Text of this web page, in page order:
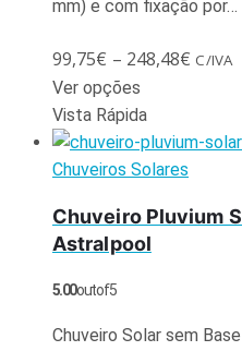
mm) e com fixação por…
99,75€ – 248,48€ C/IVA
Ver opções
Vista Rápida
Chuveiros Solares
Chuveiro Pluvium
Astralpool
5.00out of 5
Chuveiro Solar sem